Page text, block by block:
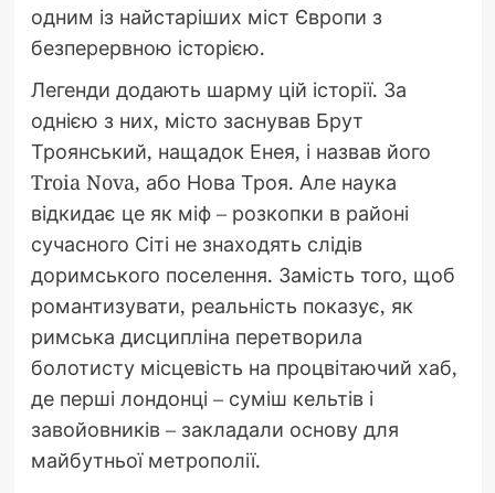
одним із найстаріших міст Європи з
безперервною історією.
Легенди додають шарму цій історії. За
однією з них, місто заснував Брут
Троянський, нащадок Енея, і назвав його
Troia Nova, або Нова Троя. Але наука
відкидає це як міф – розкопки в районі
сучасного Сіті не знаходять слідів
доримського поселення. Замість того, щоб
романтизувати, реальність показує, як
римська дисципліна перетворила
болотисту місцевість на процвітаючий хаб,
де перші лондонці – суміш кельтів і
завойовників – закладали основу для
майбутньої метрополії.